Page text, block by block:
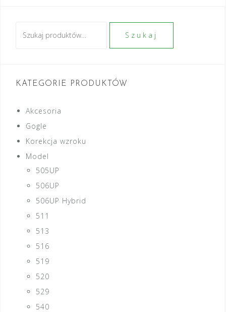
Szukaj
KATEGORIE PRODUKTÓW
Akcesoria
Gogle
Korekcja wzroku
Model
505UP
506UP
506UP Hybrid
511
513
516
519
520
529
540